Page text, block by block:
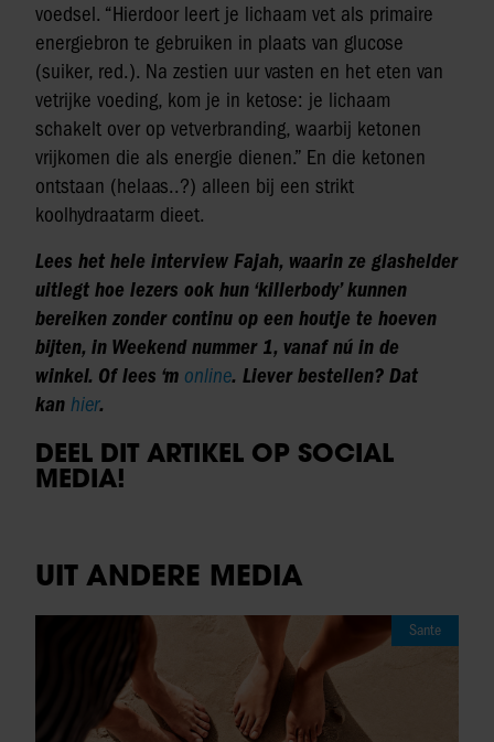
voedsel. “Hierdoor leert je lichaam vet als primaire
energiebron te gebruiken in plaats van glucose
(suiker, red.). Na zestien uur vasten en het eten van
vetrijke voeding, kom je in ketose: je lichaam
schakelt over op vetverbranding, waarbij ketonen
vrijkomen die als energie dienen.” En die ketonen
ontstaan (helaas..?) alleen bij een strikt
koolhydraatarm dieet.
Lees het hele interview Fajah, waarin ze glashelder
uitlegt hoe lezers ook hun ‘killerbody’ kunnen
bereiken zonder continu op een houtje te hoeven
bijten, in Weekend nummer 1, vanaf nú in de
winkel. Of lees ‘m online. Liever bestellen? Dat
kan hier.
DEEL DIT ARTIKEL OP SOCIAL
MEDIA!
UIT ANDERE MEDIA
Sante